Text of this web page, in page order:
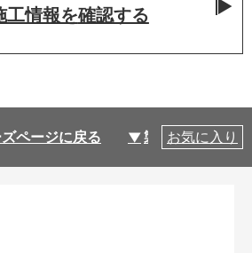
工情報を確認する
ページに戻る 製品仕様
お気に入り